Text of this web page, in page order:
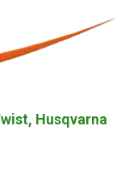
Husqvarna